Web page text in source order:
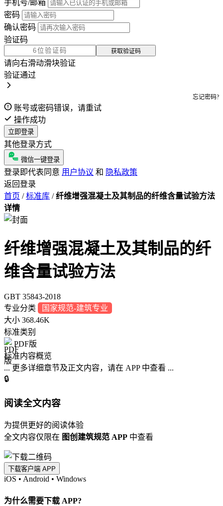
手机号/邮箱
密码
确认密码
验证码
获取验证码
请向右滑动滑块验证
验证通过
忘记密码?
账号或密码错误，请重试
操作成功
立即登录
其他登录方式
微信一键登录
登录即代表同意 用户协议 和 隐私政策
返回登录
首页 / 标准库 / 纤维增强混凝土及其制品的纤维含量试验方法
详情
纤维增强混凝土及其制品的纤
维含量试验方法
GBT 35843-2018
专业分类
国家规范-建筑专业
大小 368.46K
标准类别
PDF版
标准内容概览
... 更多详细章节及正文内容，请在 APP 中查看 ...
🔒
阅读全文内容
为提供更好的阅读体验
全文内容仅限在 图创建筑规范 APP 中查看
下载客户端 APP
iOS • Android • Windows
为什么需要下载 APP?